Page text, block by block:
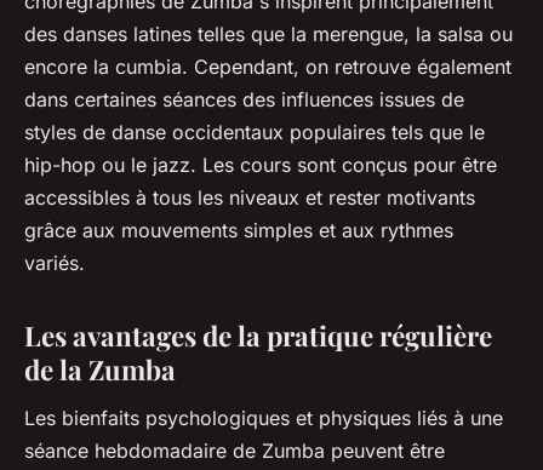
des danses latines telles que la merengue, la salsa ou
encore la cumbia. Cependant, on retrouve également
dans certaines séances des influences issues de
styles de danse occidentaux populaires tels que le
hip-hop ou le jazz. Les cours sont conçus pour être
accessibles à tous les niveaux et rester motivants
grâce aux mouvements simples et aux rythmes
variés.
Les avantages de la pratique régulière
de la Zumba
Les bienfaits psychologiques et physiques liés à une
séance hebdomadaire de Zumba peuvent être